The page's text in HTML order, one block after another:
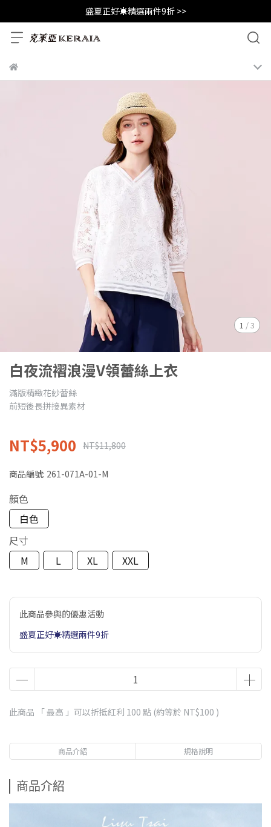
盛夏正好☀️精選兩件9折 >>
1 /3
白夜流褶浪漫V領蕾絲上衣
滿版精緻花紗蕾絲
前短後長拼接異素材
NT$5,900 NT$11,800
商品編號: 261-071A-01-M
顏色
白色
尺寸
M
L XL XXL
此商品參與的優惠活動
盛夏正好☀️精選兩件9折
此商品 「 最高 」可以折抵紅利 100 點 (約等於 NT$100 )
商品介紹 規格說明
商品介紹